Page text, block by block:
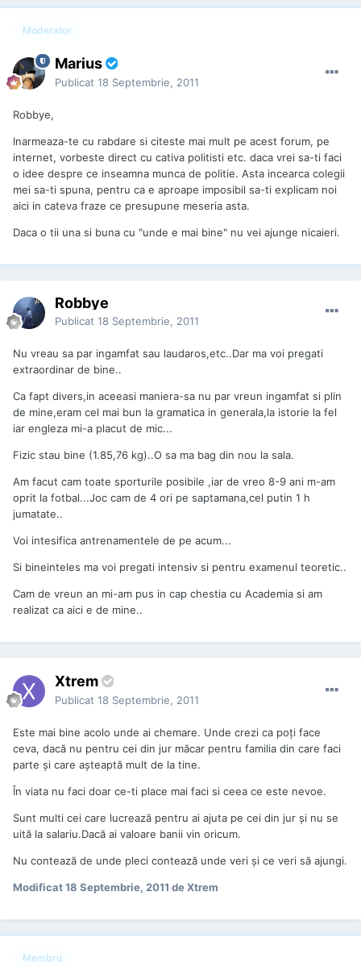
Moderator
Marius
Publicat 18 Septembrie, 2011
Robbye,
Inarmeaza-te cu rabdare si citeste mai mult pe acest forum, pe
internet, vorbeste direct cu cativa politisti etc. daca vrei sa-ti faci
o idee despre ce inseamna munca de politie. Asta incearca colegii
mei sa-ti spuna, pentru ca e aproape imposibil sa-ti explicam noi
aici in cateva fraze ce presupune meseria asta.
Daca o tii una si buna cu "unde e mai bine" nu vei ajunge nicaieri.
Robbye
Publicat 18 Septembrie, 2011
Nu vreau sa par ingamfat sau laudaros,etc..Dar ma voi pregati
extraordinar de bine..
Ca fapt divers,in aceeasi maniera-sa nu par vreun ingamfat si plin
de mine,eram cel mai bun la gramatica in generala,la istorie la fel
iar engleza mi-a placut de mic...
Fizic stau bine (1.85,76 kg)..O sa ma bag din nou la sala.
Am facut cam toate sporturile posibile ,iar de vreo 8-9 ani m-am
oprit la fotbal...Joc cam de 4 ori pe saptamana,cel putin 1 h
jumatate..
Voi intesifica antrenamentele de pe acum...
Si bineinteles ma voi pregati intensiv si pentru examenul teoretic..
Cam de vreun an mi-am pus in cap chestia cu Academia si am
realizat ca aici e de mine..
Xtrem
Publicat 18 Septembrie, 2011
Este mai bine acolo unde ai chemare. Unde crezi ca poți face
ceva, dacă nu pentru cei din jur măcar pentru familia din care faci
parte și care așteaptă mult de la tine.
În viata nu faci doar ce-ti place mai faci si ceea ce este nevoe.
Sunt multi cei care lucrează pentru ai ajuta pe cei din jur și nu se
uită la salariu.Dacă ai valoare banii vin oricum.
Nu contează de unde pleci contează unde veri și ce veri să ajungi.
Modificat18 Septembrie, 2011 de Xtrem
Membru